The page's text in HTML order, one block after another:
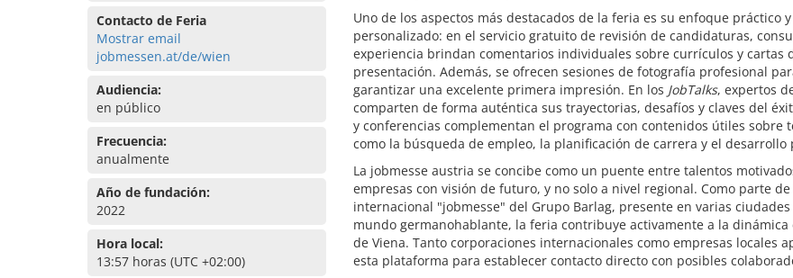
Contacto de Feria
Mostrar email
jobmessen.at/de/wien
Audiencia:
en público
Frecuencia:
anualmente
Año de fundación:
2022
Hora local:
13:57 horas (UTC +02:00)
Uno de los aspectos más destacados de la feria es su enfoque práctico y
personalizado: en el servicio gratuito de revisión de candidaturas,
experiencia brindan comentarios individuales sobre currículos y cartas
presentación. Además, se ofrecen sesiones de fotografía profesional
garantizar una excelente primera impresión. En los JobTalks, expertos
comparten de forma auténtica sus trayectorias, desafíos y claves del
y conferencias complementan el programa con contenidos útiles sobre
como la búsqueda de empleo, la planificación de carrera y el desarrollo
La jobmesse austria se concibe como un puente entre talentos
empresas con visión de futuro, y no solo a nivel regional. Como parte
internacional "jobmesse" del Grupo Barlag, presente en varias ciudades
mundo germanohablante, la feria contribuye activamente a la dinámica
de Viena. Tanto corporaciones internacionales como empresas locales
esta plataforma para establecer contacto directo con posibles